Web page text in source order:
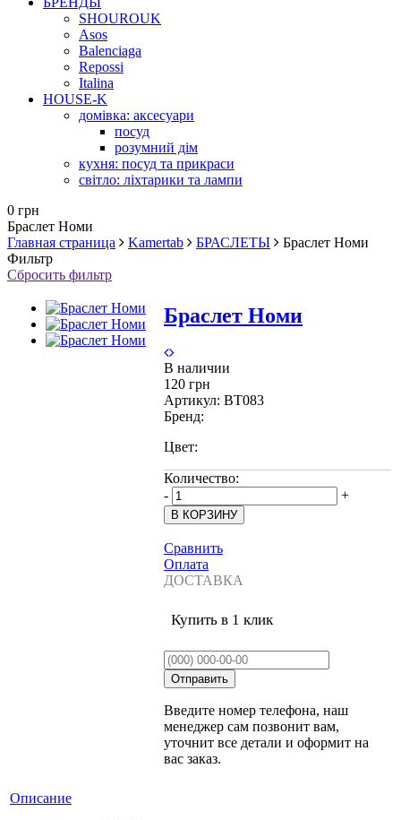
SHOUROUK
Asos
Balenciaga
Repossi
Italina
HOUSE-K
домівка: аксесуари
посуд
розумний дім
кухня: посуд та прикраси
світло: ліхтарики та лампи
0 грн
Браслет Номи
Главная страница
Kamertab БРАСЛЕТЫ
Браслет Номи
Фильтр
Сбросить фильтр
Браслет Номи
В наличии
120 грн
Артикул: BT083
Бренд:
Цвет:
Количество:
-
+
Сравнить
Оплата
ДОСТАВКА
Купить в 1 клик
Введите номер телефона, наш
менеджер сам позвонит вам,
уточнит все детали и оформит на
вас заказ.
Описание